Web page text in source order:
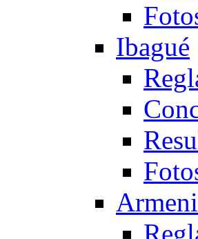
Ibagué